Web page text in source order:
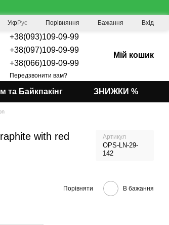
УкрРус Порівняння Бажання Вхід
+38(093)109-09-99
+38(097)109-09-99
+38(066)109-09-99
Передзвонити вам?
Мій кошик
та Байкпакінг ЗНИЖКИ %
with red
Артикул
OPS-LN-29-
142
Порівняти В бажання